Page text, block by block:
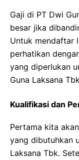
Gaji di PT Dwi
besar jika
Untuk mendaftar
perhatikan
yang diperlukan
Guna Laksana
Kualifikasi dan
Pertama kita
yang dibutuhkan
Laksana Tbk.